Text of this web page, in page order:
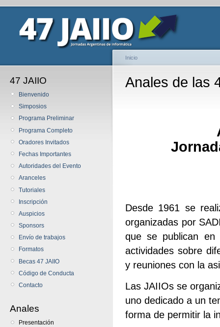
47 JAIIO
Bienvenido
Simposios
Programa Preliminar
Programa Completo
Oradores Invitados
Fechas Importantes
Autoridades del Evento
Aranceles
Tutoriales
Inscripción
Auspicios
Sponsors
Envío de trabajos
Formatos
Becas 47 JAIIO
Código de Conducta
Contacto
Anales
Presentación
Inicio
Anales de las
Desde 1961 se
organizadas por
que se publican en
actividades sobre
y reuniones con la
Las JAIIOs se
uno dedicado a un
forma de permitir la